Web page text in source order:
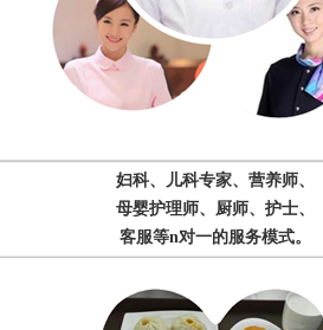
妇科、儿科专家、营养师、
母婴护理师、厨师、护士、
客服等n对一的服务模式。